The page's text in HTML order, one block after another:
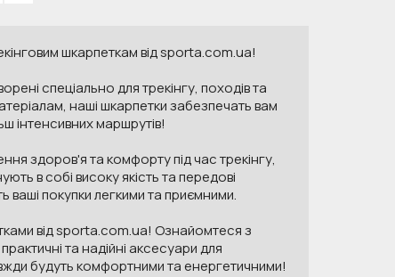
шкарпеткам від sporta.com.ua!
спеціально для трекінгу, походів та
наші шкарпетки забезпечать вам
інтенсивних маршрутів!
здоров'я та комфорту під час трекінгу,
в собі високу якість та передові
покупки легкими та приємними.
від sporta.com.ua! Ознайомтеся з
та надійні аксесуари для
будуть комфортними та енергетичними!